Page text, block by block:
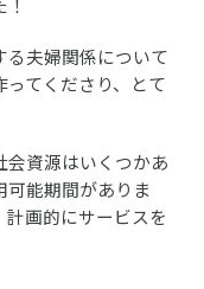
る夫婦関係について
てくださり、とて
会資源はいくつかあ
可能期間がありま
画的にサービスを